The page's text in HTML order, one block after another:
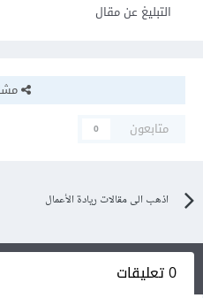
التبليغ عن مقال
متابعون
0
اذهب الى مقالات ريادة الأعمال
0 تعليقات